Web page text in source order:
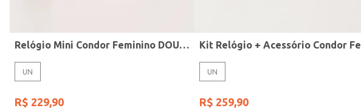
Relógio Mini Condor Feminino DOURADO
UN
R$ 229,90
UN
R$ 259,90